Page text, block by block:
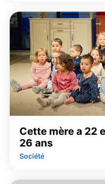
Cette mère a 22
26 ans
Société